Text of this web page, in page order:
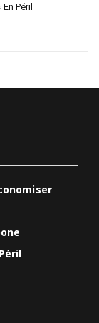
Péril